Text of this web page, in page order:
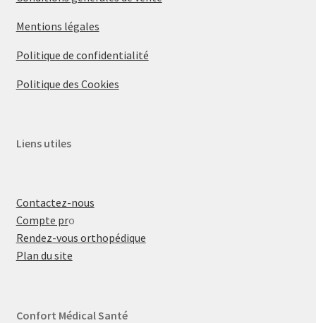
Mentions légales
Politique de confidentialité
Politique des Cookies
Liens utiles
Contactez-nous
Compte pro
Rendez-vous orthopédique
Plan du site
Confort Médical Santé